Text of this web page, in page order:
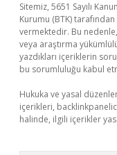
Sitemiz, 5651 Sayılı
Kurumu (BTK)
vermektedir. Bu
veya araştırma
yazdıkları içeriklerin
bu sorumluluğu kabul
Hukuka ve yasal
içerikleri,
halinde, ilgili içerikler